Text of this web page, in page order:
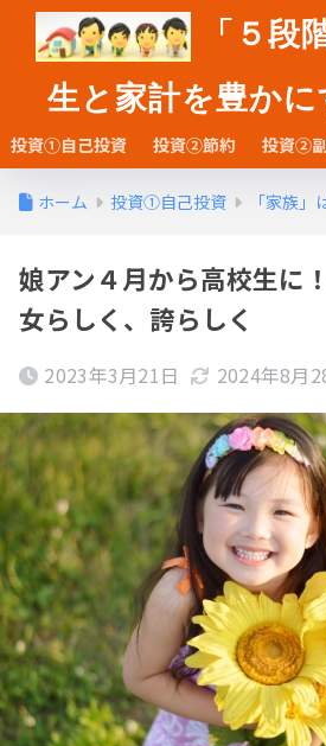
「５段
生と家計を豊か
投資①自己投資 投資②節約 投資②
ホーム 投資①自己投資 「家族
娘アン４月から高校生に
女らしく、誇らしく
2023年3月21日 2024年8月